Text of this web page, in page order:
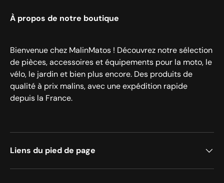
À propos de notre boutique
Bienvenue chez MalinMatos ! Découvrez notre sélection
de pièces, accessoires et équipements pour la moto, le
vélo, le jardin et bien plus encore. Des produits de
qualité à prix malins, avec une expédition rapide
depuis la France.
Liens du pied de page